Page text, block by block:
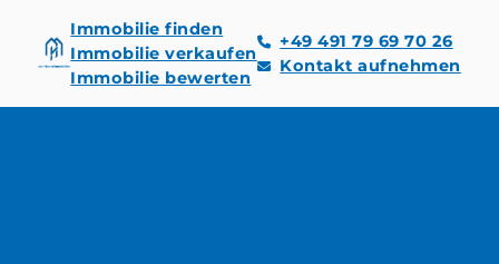
Immobilie finden
Immobilie verkaufen
Immobilie bewerten
+49 491 79 69 70 26
Kontakt aufnehmen